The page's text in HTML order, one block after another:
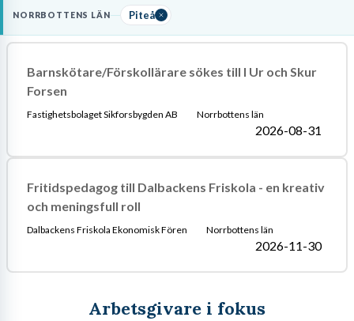
NORRBOTTENS LÄN Piteå
Barnskötare/Förskollärare sökes till I Ur och Skur
Forsen
Fastighetsbolaget Sikforsbygden AB Norrbottens län
2026-08-31
Fritidspedagog till Dalbackens Friskola - en kreativ
och meningsfull roll
Dalbackens Friskola Ekonomisk Fören Norrbottens län
2026-11-30
Arbetsgivare i fokus